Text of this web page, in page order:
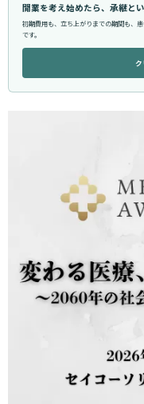
開業を考え始めたら、承継と
初期費用も、立ち上がりまでの期間も、
です。